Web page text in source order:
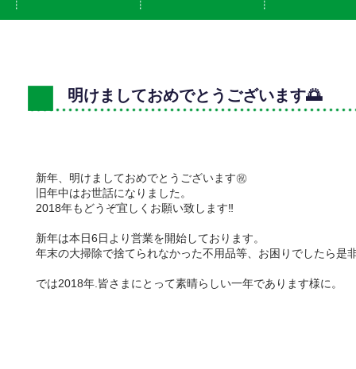
明けましておめでとうございます🌅
新年、明けましておめでとうございます㊗️
旧年中はお世話になりました。
2018年もどうぞ宜しくお願い致します‼︎
新年は本日6日より営業を開始しております。
年末の大掃除で捨てられなかった不用品等、お困りでしたら是
では2018年.皆さまにとって素晴らしい一年であります様に。